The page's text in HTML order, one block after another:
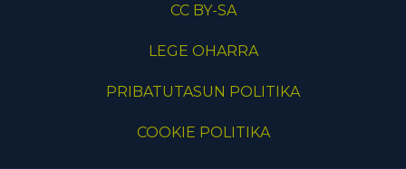
CC BY-SA
LEGE OHARRA
PRIBATUTASUN POLITIKA
COOKIE POLITIKA